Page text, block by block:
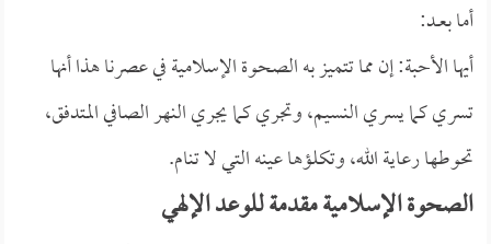
أما بعــد:
أيها الأحبة: إن مما تتميز به الصحوة الإسلامية في عصرنا هذا أنها
تسري كما يسري النسيم، وتجري كما يجري النهر الصافي المتدفق،
تحوطها رعاية الله، وتكلؤها عينه التي لا تنام.
الصحوة الإسلامية مقدمة للوعد الإلهي